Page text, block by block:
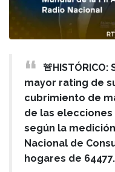
mayor rating de
cubrimiento de
de las elecciones
según la
Nacional de
hogares de 64477.